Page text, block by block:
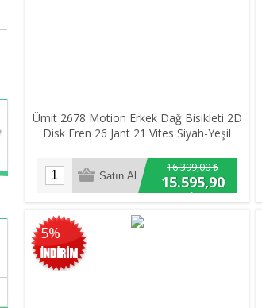
Ümit 2678 Motion Erkek Dağ Bisikleti 2D
Disk Fren 26 Jant 21 Vites Siyah-Yeşil
16.399,00 ₺
15.595,90
₺
5%